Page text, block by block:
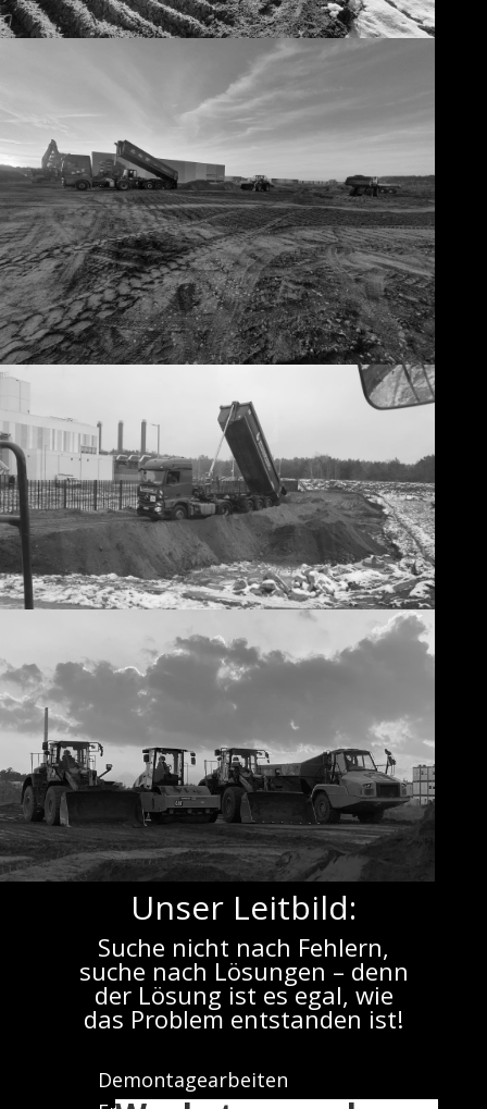
1 2 3
Abriss- und Rückbauarbeiten:
Demontagearbeiten
Unser Leitbild:
Suche nicht nach Fehlern,
suche nach Lösungen – denn
der Lösung ist es egal, wie
das Problem entstanden ist!